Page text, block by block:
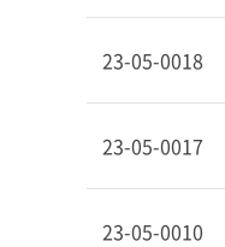
23-05-0018
23-05-0017
23-05-0010